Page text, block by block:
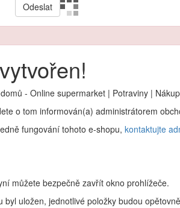
Odeslat
- Online supermarket | Potraviny |
o tom informován(a) administrátorem
fungování tohoto e-shopu, kontaktujte
můžete bezpečně zavřít okno prohlížeče.
byl uložen, jednotlivé položky budou